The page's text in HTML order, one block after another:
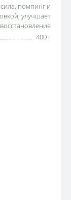
помпинг и
улучшает
400 г